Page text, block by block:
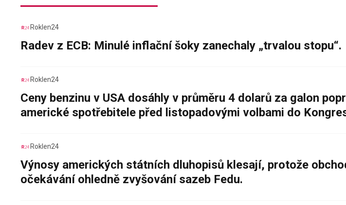
Roklen24
Radev z ECB: Minulé inflační šoky zanechaly „trvalou stopu“.
Roklen24
Ceny benzinu v USA dosáhly v průměru 4 dolarů za galon
americké spotřebitele před listopadovými volbami do
Roklen24
Výnosy amerických státních dluhopisů klesají, protože
očekávání ohledně zvyšování sazeb Fedu.